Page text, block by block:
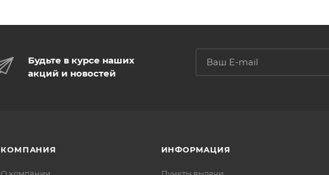
Будьте в курсе наших
акций и новостей
КОМПАНИЯ ИНФОРМАЦИЯ